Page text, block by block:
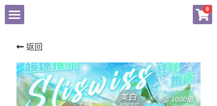
0
商品
所有商品分類
付款辦法
返回
×
所有商品分類